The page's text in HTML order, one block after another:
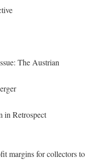
The Austrian
in Retrospect
margins for collectors to